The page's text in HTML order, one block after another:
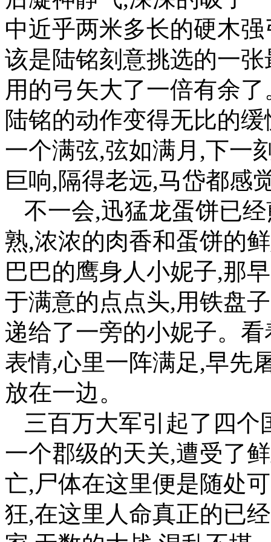
中近乎两米多长的硬木
该是陆铭刻意挑选的一
用的弓矢大了一倍有余
陆铭的动作变得无比的
一个满弦,弦如满月,下一
巨响,隔得老远,马岱都感
不一会,迅猛龙蛋饼已
熟,浓浓的肉香和蛋饼的
巴巴的鹰身人小妮子,那
于满意的点点头,用铁盘
递给了一旁的小妮子。
表情,心里一阵满足,早先
放在一边。
三百万大军引起了四
一个郡级的天关,遭受了
亡,尸体在这里便是随处
狂,在这里人命真正的已